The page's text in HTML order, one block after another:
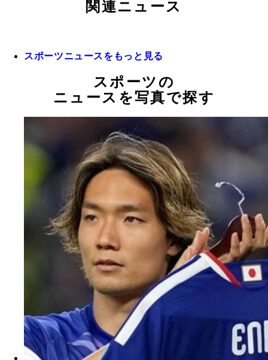
関連ニュース
スポーツニュースをもっと見る
スポーツの
ニュースを写真で探す